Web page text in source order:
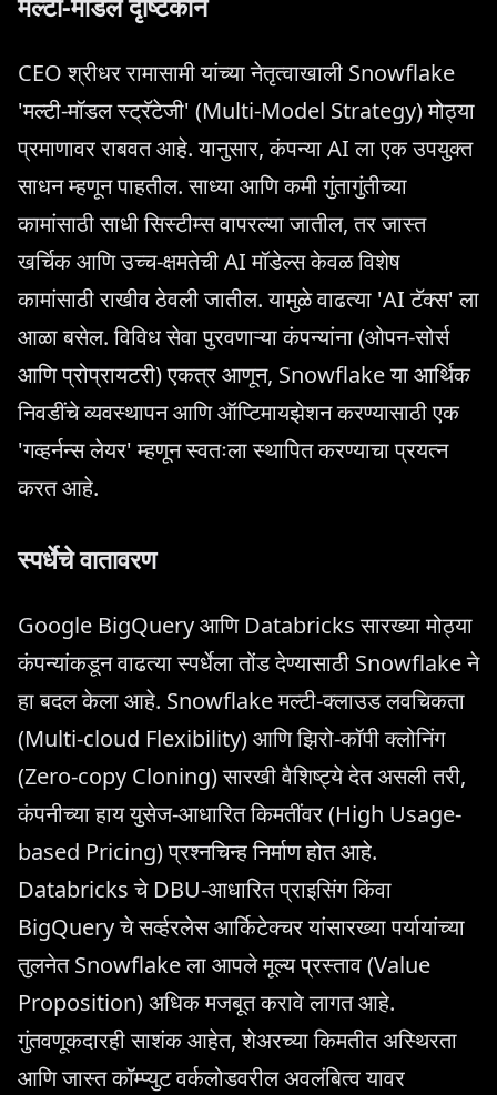
CEO श्रीधर रामासामी यांच्या नेतृत्वाखाली Snowflake
'मल्टी-मॉडल स्ट्रॅटेजी' (Multi-Model Strategy) मोठ्या
प्रमाणावर राबवत आहे. यानुसार, कंपन्या AI ला एक उपयुक्त
साधन म्हणून पाहतील. साध्या आणि कमी गुंतागुंतीच्या
कामांसाठी साधी सिस्टीम्स वापरल्या जातील, तर जास्त
खर्चिक आणि उच्च-क्षमतेची AI मॉडेल्स केवळ विशेष
कामांसाठी राखीव ठेवली जातील. यामुळे वाढत्या 'AI टॅक्स' ला
आळा बसेल. विविध सेवा पुरवणाऱ्या कंपन्यांना (ओपन-सोर्स
आणि प्रोप्रायटरी) एकत्र आणून, Snowflake या आर्थिक
निवडींचे व्यवस्थापन आणि ऑप्टिमायझेशन करण्यासाठी एक
'गव्हर्नन्स लेयर' म्हणून स्वतःला स्थापित करण्याचा प्रयत्न
करत आहे.
स्पर्धेचे वातावरण
Google BigQuery आणि Databricks सारख्या मोठ्या
कंपन्यांकडून वाढत्या स्पर्धेला तोंड देण्यासाठी Snowflake ने
हा बदल केला आहे. Snowflake मल्टी-क्लाउड लवचिकता
(Multi-cloud Flexibility) आणि झिरो-कॉपी क्लोनिंग
(Zero-copy Cloning) सारखी वैशिष्ट्ये देत असली तरी,
कंपनीच्या हाय युसेज-आधारित किमतींवर (High Usage-
based Pricing) प्रश्नचिन्ह निर्माण होत आहे.
Databricks चे DBU-आधारित प्राइसिंग किंवा
BigQuery चे सर्व्हरलेस आर्किटेक्चर यांसारख्या पर्यायांच्या
तुलनेत Snowflake ला आपले मूल्य प्रस्ताव (Value
Proposition) अधिक मजबूत करावे लागत आहे.
गुंतवणूकदारही साशंक आहेत, शेअरच्या किमतीत अस्थिरता
आणि जास्त कॉम्प्युट वर्कलोडवरील अवलंबित्व यावर